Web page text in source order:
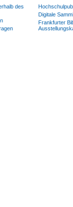
des
Digitale
Frankfurter